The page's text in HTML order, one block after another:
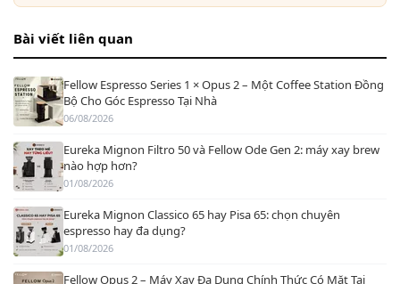
Bài viết liên quan
Fellow Espresso Series 1 × Opus 2 – Một Coffee Station Đồng
Bộ Cho Góc Espresso Tại Nhà
06/08/2026
Eureka Mignon Filtro 50 và Fellow Ode Gen 2: máy xay brew
nào hợp hơn?
01/08/2026
Eureka Mignon Classico 65 hay Pisa 65: chọn chuyên
espresso hay đa dụng?
01/08/2026
Fellow Opus 2 – Máy Xay Đa Dụng Chính Thức Có Mặt Tại